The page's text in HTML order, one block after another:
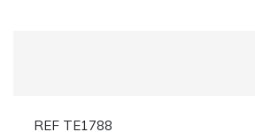
REF TE1788